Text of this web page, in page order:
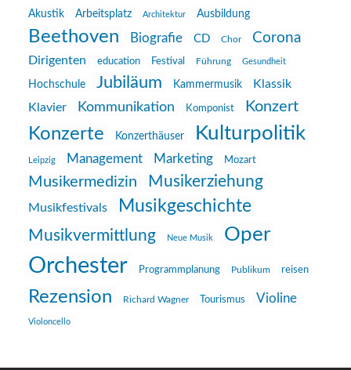
Akustik Arbeitsplatz Architektur Ausbildung
Beethoven Biografie CD Chor Corona
Dirigenten education Festival Führung Gesundheit
Hochschule Jubiläum Kammermusik
Klassik
Klavier
Kommunikation Komponist Konzert
Konzerte Konzerthäuser Kulturpolitik
Leipzig Management Marketing Mozart
Musikermedizin Musikerziehung
Musikfestivals Musikgeschichte
Musikvermittlung Neue Musik Oper
Orchester Programmplanung Publikum reisen
Rezension Richard Wagner Tourismus Violine
Violoncello